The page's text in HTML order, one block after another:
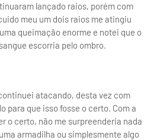
lançado raios, porém com
meu um dois raios me atingiu
queimação enorme e notei que o
escorria pelo ombro.
atacando, desta vez com
para que isso fosse o certo. Com a
o certo, não me surpreenderia nada
armadilha ou simplesmente algo